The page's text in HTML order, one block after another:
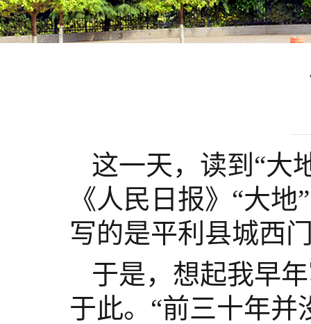
这一天，读到 “大
《人民日报》“大
写的是平利县城西
于是，想起我早
于此。 “前三十年并